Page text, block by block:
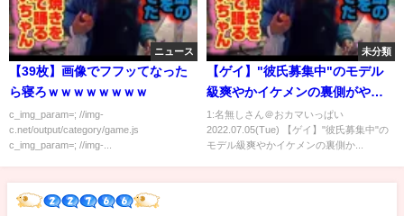
ニュース
【39枚】画像でフフッてなった
ら寝ろｗｗｗｗｗｗｗｗ
c_img_param=; //img-
c.net/output/category/game.js
c_img_param=; //img-...
未分類
【ゲイ】"彼氏募集中"のモデル
級爽やかイケメンの裏側がやば
すぎたww
1:名無しさん＠おカマいっぱい
2022.07.05(Tue) 【ゲイ】"彼氏募集中"の
モデル級爽やかイケメンの裏側か...